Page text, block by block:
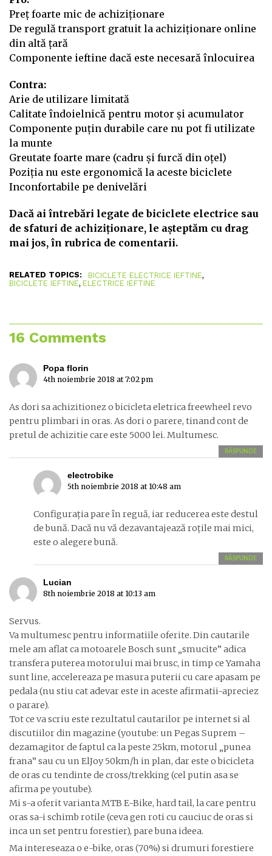
Preț foarte mic de achiziționare
De regulă transport gratuit la achiziționare online
din altă țară
Componente ieftine dacă este necesară înlocuirea
Contra:
Arie de utilizare limitată
Calitate îndoielnică pentru motor și acumulator
Componente puțin durabile care nu pot fi utilizate
la munte
Greutate foarte mare (cadru și furcă din oțel)
Poziția nu este ergonomică la aceste biciclete
Inconfortabile pe denivelări
Dacă ai întrebări legate de biciclete electrice sau
de sfaturi de achiziționare, le așteptăm cu drag
mai jos, în rubrica de comentarii.
RELATED TOPICS: BICICLETE ELECTRICE IEFTINE,
BICICLETE IEFTINE, ELECTRICE IEFTINE
16 Comments
Popa florin
4th noiembrie 2018 at 7:02 pm
As dori sa achizitionez o bicicleta eletrica freewheel revo
pentru plimbari in oras. As dori o parere, tinand cont de
pretul de achizitie care este 5000 lei. Multumesc.
RĂSPUNDE
electrobike
5th noiembrie 2018 at 10:48 am
Configurația pare în reguă, iar reducerea este destul
de bună. Dacă nu vă dezavantajează roțile mai mici,
este o alegere bună.
RĂSPUNDE
Lucian
8th noiembrie 2018 at 10:13 am
Servus.
Va multumesc pentru informatiile oferite. Din cautarile
mele am aflat ca motoarele Bosch sunt „smucite” adica
transfera puterea motorului mai brusc, in timp ce Yamaha
sunt line, accelereaza pe masura puterii cu care apasam pe
pedala (nu stiu cat adevar este in aceste afirmatii-apreciez
o parare).
Tot ce va scriu este rezultatul cautarilor pe internet si al
discutiilor din magazine (youtube: un Pegas Suprem –
dezamagitor de faptul ca la peste 25km, motorul „punea
frana” sau cu un ElJoy 50km/h in plan, dar este o bicicleta
de oras cu tendinte de cross/trekking (cel putin asa se
afirma pe youtube).
Mi s-a oferit varianta MTB E-Bike, hard tail, la care pentru
oras sa-i schimb rotile (ceva gen roti cu cauciuc de oras si
inca un set pentru forestier), pare buna ideea.
Ma intereseaza o e-bike, oras (70%) si drumuri forestiere